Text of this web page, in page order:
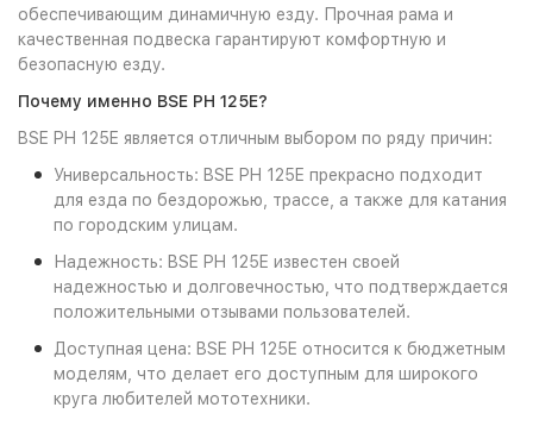
обеспечивающим динамичную езду. Прочная рама и
качественная подвеска гарантируют комфортную и
безопасную езду.
Почему именно BSE PH 125E?
BSE PH 125E является отличным выбором по ряду причин:
Универсальность: BSE PH 125E прекрасно подходит
для езда по бездорожью, трассе, а также для катания
по городским улицам.
Надежность: BSE PH 125E известен своей
надежностью и долговечностью, что подтверждается
положительными отзывами пользователей.
Доступная цена: BSE PH 125E относится к бюджетным
моделям, что делает его доступным для широкого
круга любителей мототехники.